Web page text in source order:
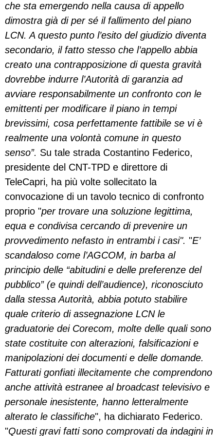
che sta emergendo nella causa di appello
dimostra già di per sé il fallimento del piano
LCN. A questo punto l’esito del giudizio diventa
secondario, il fatto stesso che l’appello abbia
creato una contrapposizione di questa gravità
dovrebbe indurre l’Autorità di garanzia ad
avviare responsabilmente un confronto con le
emittenti per modificare il piano in tempi
brevissimi, cosa perfettamente fattibile se vi è
realmente una volontà comune in questo
senso”. Su tale strada Costantino Federico,
presidente del CNT-TPD e direttore di
TeleCapri, ha più volte sollecitato la
convocazione di un tavolo tecnico di confronto
proprio "per trovare una soluzione legittima,
equa e condivisa cercando di prevenire un
provvedimento nefasto in entrambi i casi". "E’
scandaloso come l’AGCOM, in barba al
principio delle “abitudini e delle preferenze del
pubblico” (e quindi dell’audience), riconosciuto
dalla stessa Autorità, abbia potuto stabilire
quale criterio di assegnazione LCN le
graduatorie dei Corecom, molte delle quali sono
state costituite con alterazioni, falsificazioni e
manipolazioni dei documenti e delle domande.
Fatturati gonfiati illecitamente che comprendono
anche attività estranee al broadcast televisivo e
personale inesistente, hanno letteralmente
alterato le classifiche", ha dichiarato Federico.
"Questi gravi fatti sono comprovati da indagini in